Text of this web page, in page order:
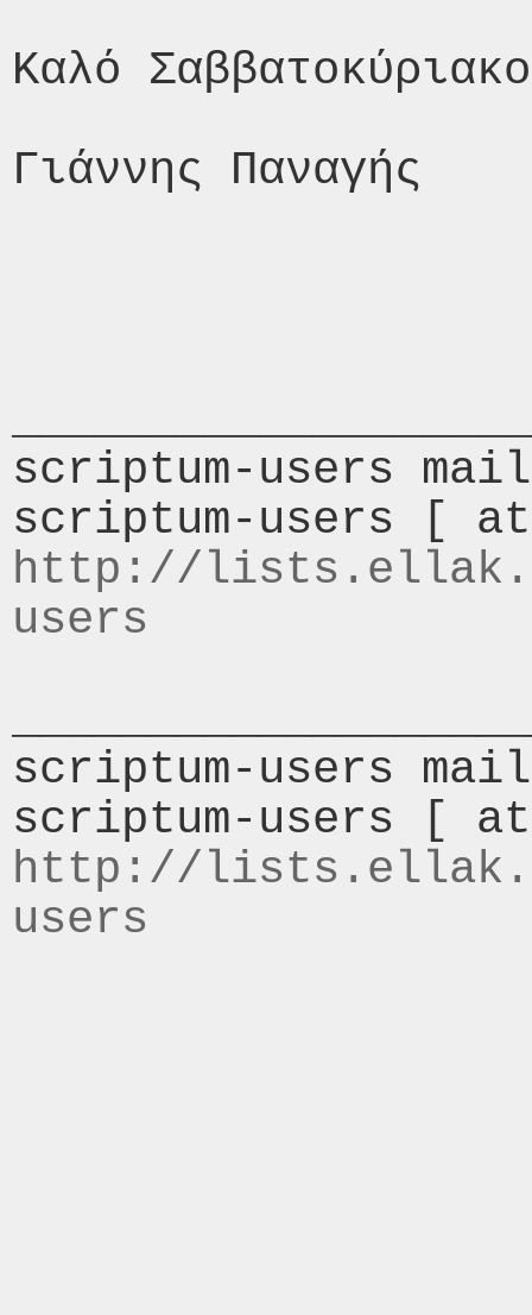
Καλό
Γιάννης Παναγής
scriptum-users
http://
users
scriptum-users
http://
users